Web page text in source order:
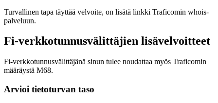
Turvallinen tapa täyttää velvoite, on lisätä linkki Traficomin whois-
palveluun.
Fi-verkkotunnusvälittäjien lisävelvoitteet
Fi-verkkotunnusvälittäjänä sinun tulee noudattaa myös Traficomin
määräystä M68.
Arvioi tietoturvan taso